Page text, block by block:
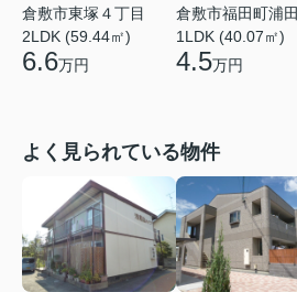
倉敷市東塚４丁目
2LDK (59.44㎡)
6.6万円
倉敷市福田町浦田
1LDK (40.07㎡)
4.5万円
よく見られている物件